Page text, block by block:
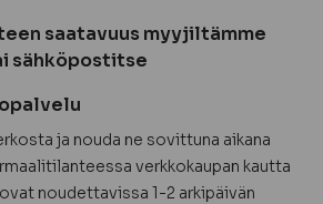
saatavuus myyjiltämme
sähköpostitse
ja nouda ne sovittuna aikana
verkkokaupan kautta
noudettavissa 1-2 arkipäivän